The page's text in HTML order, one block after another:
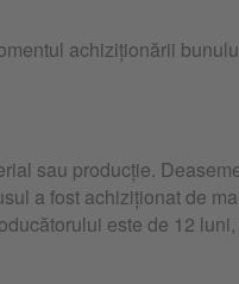
achiziționării
sau producție.
a fost achiziționat de
este de 12